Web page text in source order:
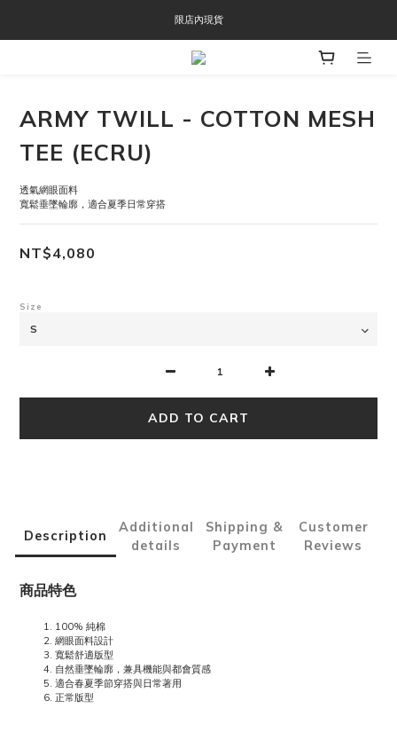
OOFOS週年慶限時8折優惠
限店內現貨
OOFOS週年慶限時8折優惠
ARMY TWILL - COTTON MESH
TEE (ECRU)
透氣網眼面料
寬鬆垂墜輪廓，適合夏季日常穿搭
NT$4,080
Size
ADD TO CART
Description
Additional
details
Shipping &
Payment
Customer
Reviews
商品特色
100% 純棉
網眼面料設計
寬鬆舒適版型
自然垂墜輪廓，兼具機能與都會質感
適合春夏季節穿搭與日常著用
正常版型